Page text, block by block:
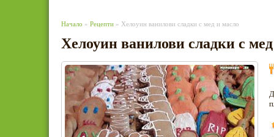
Начало » Рецепти » Хелоуин ванилови сладки с мед и масло
Хелоуин ванилови сладки с